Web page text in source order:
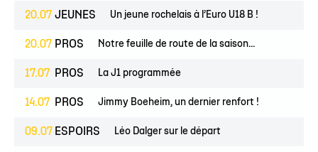
20.07 JEUNES Un jeune rochelais à l’Euro U18 B !
20.07 PROS Notre feuille de route de la saison...
17.07 PROS La J1 programmée
14.07 PROS Jimmy Boeheim, un dernier renfort !
09.07 ESPOIRS Léo Dalger sur le départ